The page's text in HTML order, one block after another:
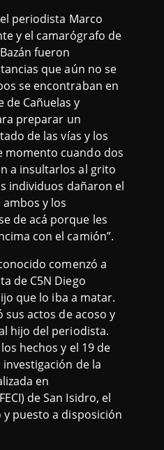
periodista Marco
y el camarógrafo de
fueron
que aún no se
se encontraban en
de Cañuelas y
preparar un
de las vías y los
momento cuando dos
a insultarlos al grito
individuos dañaron el
y los
de acá porque les
con el camión”.
comenzó a
de C5N Diego
que lo iba a matar.
sus actos de acoso y
hijo del periodista.
hechos y el 19 de
de la
en
de San Isidro, el
puesto a disposición